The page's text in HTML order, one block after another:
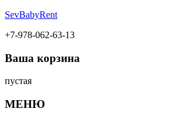
SevBabyRent
+7-978-062-63-13
Ваша корзина
пустая
МЕНЮ